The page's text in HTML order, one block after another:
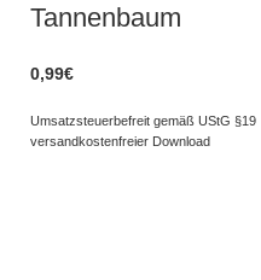
Tannenbaum
0,99€
Umsatzsteuerbefreit gemäß UStG §19
versandkostenfreier Download